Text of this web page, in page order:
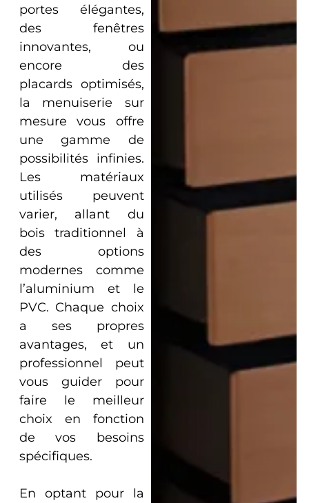
portes élégantes,
des fenêtres
innovantes, ou
encore des
placards optimisés,
la menuiserie sur
mesure vous offre
une gamme de
possibilités infinies.
Les matériaux
utilisés peuvent
varier, allant du
bois traditionnel à
des options
modernes comme
l’aluminium et le
PVC. Chaque choix
a ses propres
avantages, et un
professionnel peut
vous guider pour
faire le meilleur
choix en fonction
de vos besoins
spécifiques.
En optant pour la